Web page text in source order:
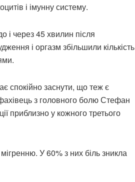
і імунну систему.
і через 45 хвилин після
і оргазм збільшили кількість
спокійно заснути, що теж є
з головного болю Стефан
приблизно у кожного третього
У 60% з них біль зникла